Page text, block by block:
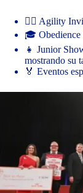
🏃‍♂️ Agility
🎓 Obedience
👧 Junior
mostrando su
🏅 Eventos